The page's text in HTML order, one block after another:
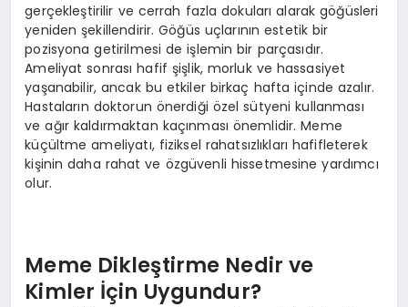
gerçekleştirilir ve cerrah fazla dokuları alarak göğüsleri
yeniden şekillendirir. Göğüs uçlarının estetik bir
pozisyona getirilmesi de işlemin bir parçasıdır.
Ameliyat sonrası hafif şişlik, morluk ve hassasiyet
yaşanabilir, ancak bu etkiler birkaç hafta içinde azalır.
Hastaların doktorun önerdiği özel sütyeni kullanması
ve ağır kaldırmaktan kaçınması önemlidir. Meme
küçültme ameliyatı, fiziksel rahatsızlıkları hafifleterek
kişinin daha rahat ve özgüvenli hissetmesine yardımcı
olur.
Meme Dikleştirme Nedir ve
Kimler İçin Uygundur?